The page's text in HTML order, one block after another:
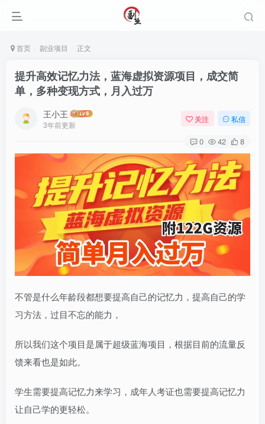
首页 副业项目 正文
提升高效记忆力法，蓝海虚拟资源项目，成交简
单，多种变现方式，月入过万
王小王
3年前更新
关注 私信
0 42 8
不管是什么年龄段都想要提高自己的记忆力，提高自己的学
习方法，过目不忘的能力，
所以我们这个项目是属于超级蓝海项目，根据目前的流量反
馈来看也是如此。
学生需要提高记忆力来学习，成年人考证也需要提高记忆力
让自己学的更轻松。